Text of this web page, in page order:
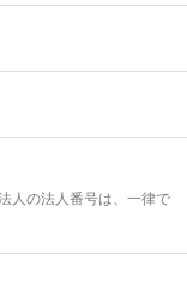
人の法人番号は、一律で